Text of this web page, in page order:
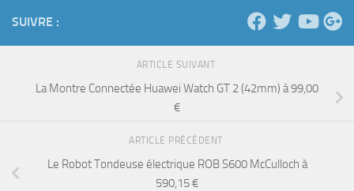
SUIVRE :
ARTICLE SUIVANT
La Montre Connectée Huawei Watch GT 2 (42mm) à 99,00
€
ARTICLE PRÉCÉDENT
Le Robot Tondeuse électrique ROB S600 McCulloch à
590,15 €